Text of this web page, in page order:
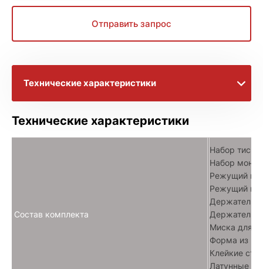
Отправить запрос
Технические характеристики
Брошюры с информацией
Технические характеристики
Состав комплекта
Набор
Набор
Режущий
Режущий
Держатель
Держатель
Миска для
Форма из
Клейкие
Латунные